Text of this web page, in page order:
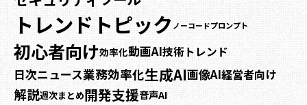
トレンドトピック ノーコードプロンプト
初心者向け効率化動画AI技術トレンド
日次ニュース業務効率化生成AI画像AI経営者向け
解説週次まとめ開発支援音声AI